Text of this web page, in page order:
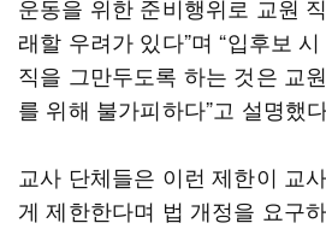
운동을 위한 준비행위로 교원
래할 우려가 있다”며 “입후보
직을 그만두도록 하는 것은 교
를 위해 불가피하다”고 설명했
교사 단체들은 이런 제한이 교
게 제한한다며 법 개정을 요구